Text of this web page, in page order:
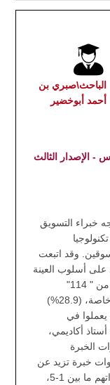
الباحث\صبري بن
أحمد أبوخضير
- الإصدار الثالث
خبراء التسويق
وقد اتبعت
على أسلوب العينة
العشوائية في اختيار عينة الدراسة والمكونة من " 114"
(48.2%) من المبحوثين يعملوا في شركات خاصة، (28.9%)
حكومية، وهناك (15.8%) يعملوا في
أستاذ أكاديمي،
الخبرة
سنوات خبرة تزيد عن
15 عام، وهناك (27.2%) تتراوح سنوات خبراتهم ما بين 1-5،